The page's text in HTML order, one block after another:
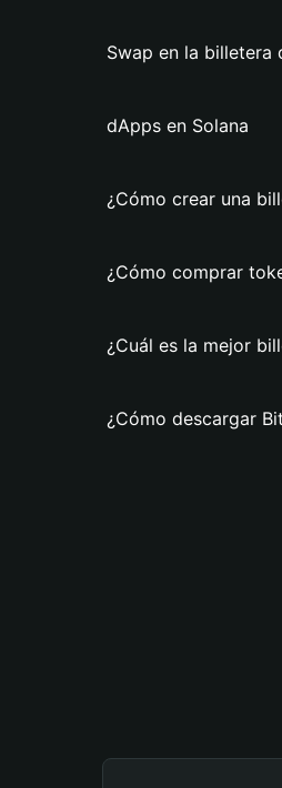
Swap en la billetera
dApps en Solana
¿Cómo crear una
¿Cómo comprar
¿Cuál es la mejor
¿Cómo descargar